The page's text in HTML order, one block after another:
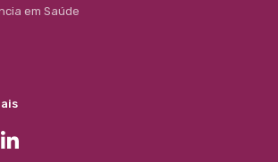
em Saúde